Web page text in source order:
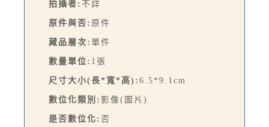
拍攝者: 不詳
原件與否: 原件
藏品層次: 單件
數量單位: 1張
尺寸大小(長*寬*高): 6.5*9.1cm
數位化類別: 影像(圖片)
是否數位化: 否